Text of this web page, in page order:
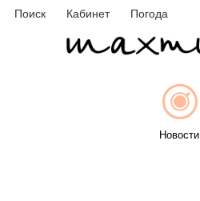
Поиск Кабинет Погода
Новости